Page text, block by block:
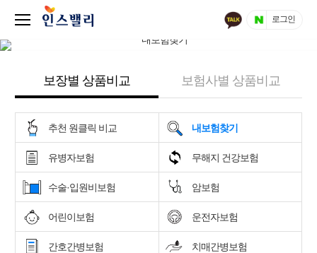
로그인
보장별 상품비교 보험사별 상품비교
추천 원클릭 비교 내보험찾기
유병자보험 무해지 건강보험
수술·입원비보험 암보험
어린이보험 운전자보험
간호간병보험 치매간병보험